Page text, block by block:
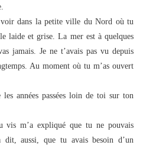
dans la petite ville du Nord où tu
laide et grise. La mer est à quelques
jamais. Je ne t’avais pas vu depuis
Au moment où tu m’as ouvert
les années passées loin de toi sur ton
m’a expliqué que tu ne pouvais
dit, aussi, que tu avais besoin d’un